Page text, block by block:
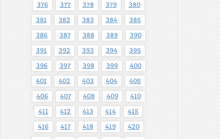
376 377 378 379 380
381 382 383 384 385
386 387 388 389 390
391 392 393 394 395
396 397 398 399 400
401 402 403 404 405
406 407 408 409 410
411 412 413 414 415
416 417 418 419 420